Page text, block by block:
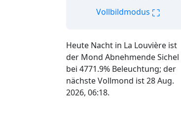
Heute Nacht in La Louvière ist
der Mond Abnehmende Sichel
bei 4771.9% Beleuchtung; der
nächste Vollmond ist 28 Aug.
2026, 06:18.
Vollbildmodus ⛶